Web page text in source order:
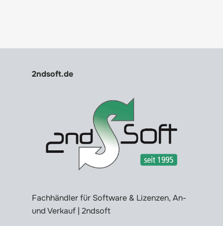
2ndsoft.de
Fachhändler für Software & Lizenzen, An-
und Verkauf | 2ndsoft